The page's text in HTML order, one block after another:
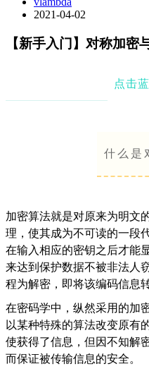
2021-04-02
【新手入门】对称加密
点击
什么是
加密算法就是对原来为明文
理，使其成为不可读的一段
在输入相应的密钥之后才能
来达到保护数据不被非法人
程为解密，即将该编码信息
在密码学中，纵然采用的加
以某种特殊的算法改变原有
使获得了信息，但因不知解
而保证被传输信息的安全。